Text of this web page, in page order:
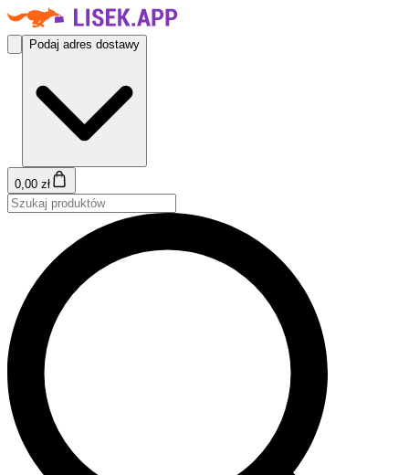
Podaj adres dostawy
0,00 zł